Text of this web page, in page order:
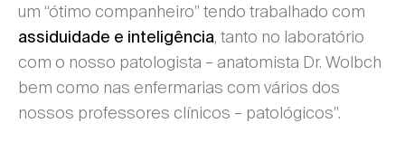
um “ótimo companheiro” tendo trabalhado com
assiduidade e inteligência, tanto no laboratório
com o nosso patologista – anatomista Dr. Wolbch
bem como nas enfermarias com vários dos
nossos professores clínicos – patológicos”.